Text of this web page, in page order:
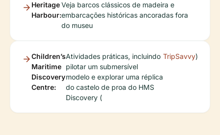
Heritage
Harbour:
Veja barcos clássicos de madeira e
embarcações históricas ancoradas fora
do museu
Children’s
Maritime
Discovery
Centre:
Atividades práticas, incluindo
pilotar um submersível
modelo e explorar uma réplica
do castelo de proa do HMS
Discovery (
TripSavvy)